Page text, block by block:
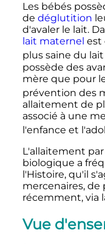
Les bébés
de déglutition
d'avaler le lait.
lait maternel est
plus saine du
possède des
mère que pour
prévention des
allaitement de
associé à une
l'enfance et
L'allaitement
biologique a
l'Histoire, qu'il
mercenaires, de
récemment, via
Vue